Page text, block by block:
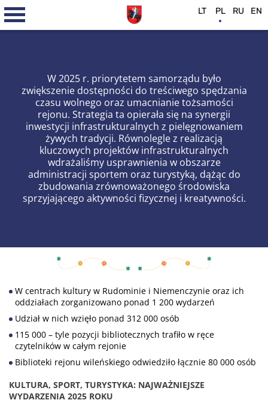
W 2025 r. priorytetem samorządu było
zwiększenie dostępności do treściwego spędzania
czasu wolnego oraz umacnianie tożsamości
rejonu. Strategia ta opierała się na synergii
inwestycji infrastrukturalnych z pielęgnowaniem
żywych tradycji. Równolegle z realizacją
kluczowych projektów infrastrukturalnych
wdrażaliśmy usprawnienia w obszarze
administracji sportem oraz turystyką, dążąc do
zbudowania zrównoważonego środowiska
sprzyjającego aktywności fizycznej i kreatywności.
W centrach kultury w Rudominie i Niemenczynie oraz ich
oddziałach zorganizowano ponad 1 200 wydarzeń
Udział w nich wzięło ponad 312 000 osób
115 000 – tyle pozycji bibliotecznych trafiło w ręce
czytelników w całym rejonie
Biblioteki rejonu wileńskiego odwiedziło łącznie 80 000 osób
KULTURA, SPORT, TURYSTYKA: NAJWAŻNIEJSZE
WYDARZENIA 2025 ROKU
LT PL RU EN